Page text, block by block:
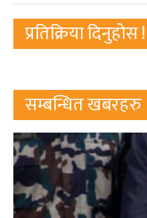
प्रतिक्रिया दिनुहोस !
सम्बन्धित खबरहरु